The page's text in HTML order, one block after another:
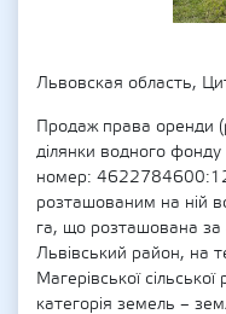
Львовская область,
Продаж права оренди
ділянки водного
номер:
розташованим на ній
га, що розташована за
Львівський район, на
Магерівської
категорія земель –